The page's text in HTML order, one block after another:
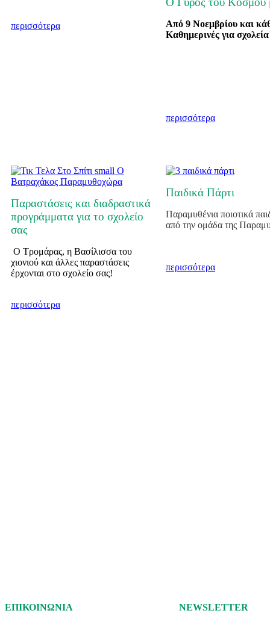
περισσότερα
Από 9 Νοεμβρίου και
Kαθημερινές για σχολεία
περισσότερα
Παραστάσεις και διαδραστικά
προγράμματα για το σχολείο
σας
Ο Τρομάρας, η Βασίλισσα του
χιονιού και άλλες παραστάσεις
έρχονται στο σχολείο σας!
περισσότερα
Παιδικά Πάρτι
Παραμυθένια ποιοτικά
από την ομάδα της
περισσότερα
ΕΠΙΚΟΙΝΩΝΙΑ NEWSLETTER